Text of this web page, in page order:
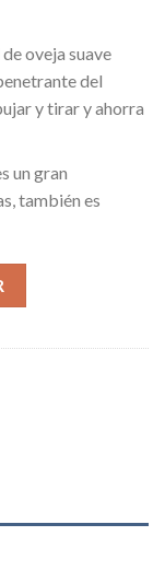
oveja suave
del
y tirar y ahorra
un gran
también es